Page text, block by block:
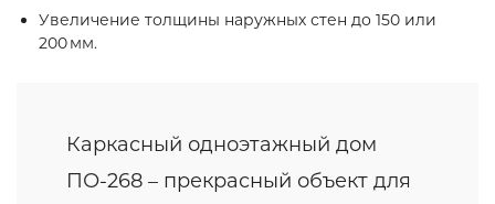
Увеличение толщины наружных стен до 150 или
200 мм.
Каркасный одноэтажный дом
ПО-268 – прекрасный объект для